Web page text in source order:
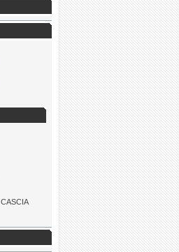
, CASCIA